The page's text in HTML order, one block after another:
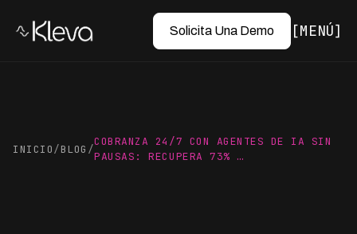
Solicita Una Demo MENÚ
INICIO/BLOG /
COBRANZA 24/7 CON AGENTES DE IA SIN
PAUSAS: RECUPERA 73% …